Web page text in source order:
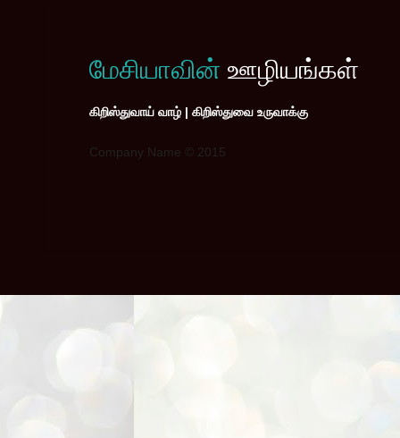
மேசியாவின் ஊழியங்கள்
கிறிஸ்துவாய் வாழ் | கிறிஸ்துவை உருவாக்கு
Company Name © 2015